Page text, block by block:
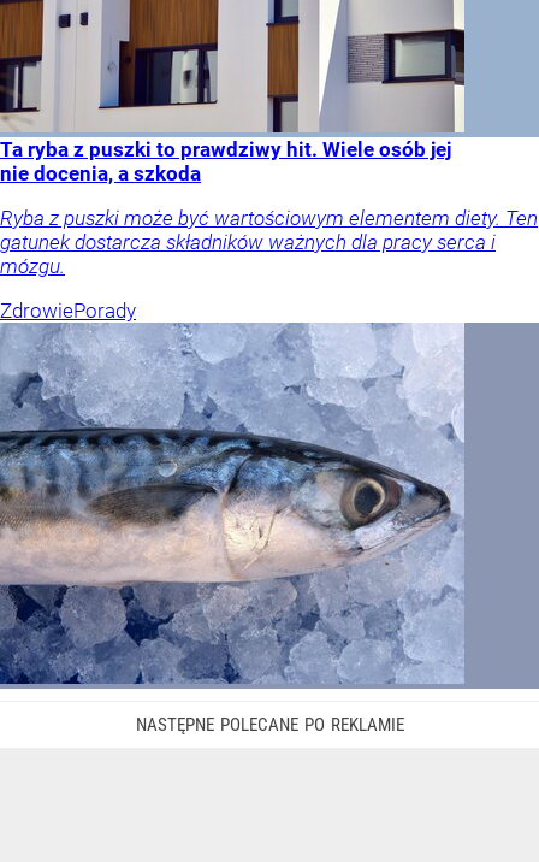
Ta ryba z puszki to prawdziwy hit. Wiele osób jej
nie docenia, a szkoda
Ryba z puszki może być wartościowym elementem diety. Ten
gatunek dostarcza składników ważnych dla pracy serca i
mózgu.
ZdrowiePorady